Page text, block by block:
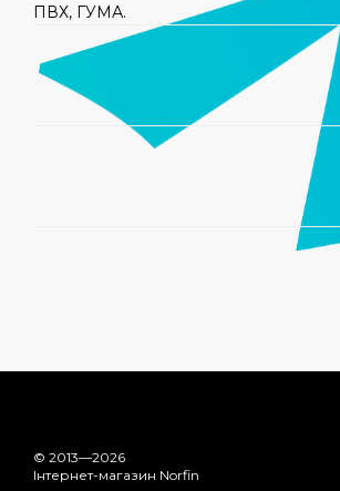
ПВХ, ГУМА.
© 2013—2026
Інтернет-магазин Norfin